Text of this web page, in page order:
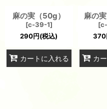
麻の実（50g）
[c-39-1]
290円(税込)
カートに入れる
麻の
[
370
カ